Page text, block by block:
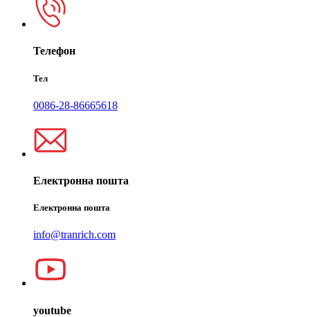
Телефон
Тел
0086-28-86665618
Електронна пошта
Електронна пошта
info@tranrich.com
youtube